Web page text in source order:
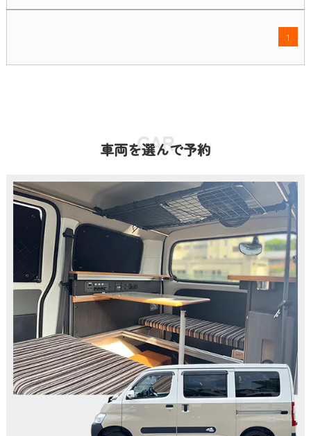
1
車両を選んで予約
CAR